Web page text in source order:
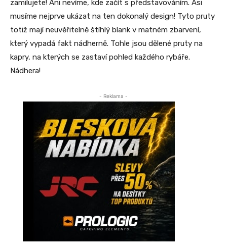
zamilujete! Ani nevíme, kde začít s představováním. Asi
musíme nejprve ukázat na ten dokonalý design! Tyto pruty
totiž mají neuvěřitelně štíhlý blank v matném zbarvení,
který vypadá fakt nádherně. Tohle jsou dělené pruty na
kapry, na kterých se zastaví pohled každého rybáře.
Nádhera!
- Reklama -